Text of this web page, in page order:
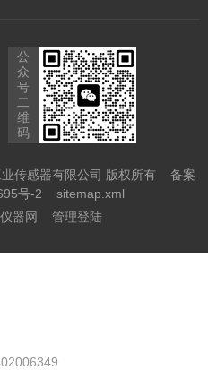
公
众
号
二
维
码
业传感器有限公司 版权所有备案
号-2
sitemap.xml
器网 管理登陆